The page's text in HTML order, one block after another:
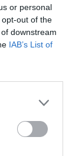
or personal
out of the
downstream
IAB’s List of